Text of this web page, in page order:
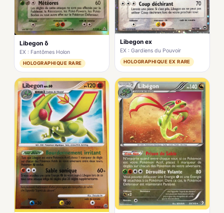
Libegon δ
EX : Fantômes Holon
HOLOGRAPHIQUE RARE
Libegon ex
EX : Gardiens du Pouvoir
HOLOGRAPHIQUE EX RARE